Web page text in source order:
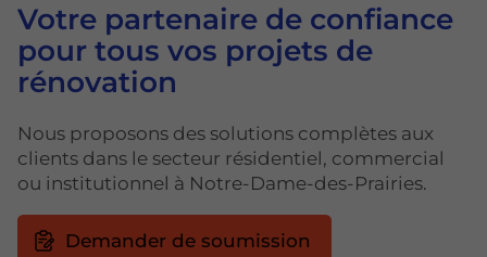
Votre partenaire de confiance
pour tous vos projets de
rénovation
Nous proposons des solutions complètes aux
clients dans le secteur résidentiel, commercial
ou institutionnel à Notre-Dame-des-Prairies.
Demander de soumission